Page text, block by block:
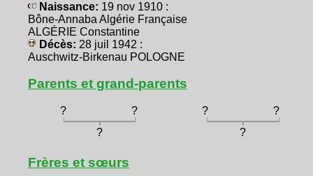
Naissance: 19 nov 1910 :
Bône-Annaba Algérie Française
ALGÉRIE Constantine
Décès: 28 juil 1942 :
Auschwitz-Birkenau POLOGNE
Parents et grand-parents
? ? ?
?
?
?
Frères et sœurs